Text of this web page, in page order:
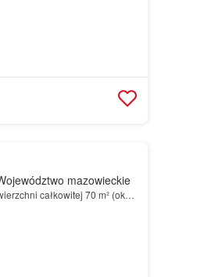
mazowieckie
całkowitej 70 m² (ok…